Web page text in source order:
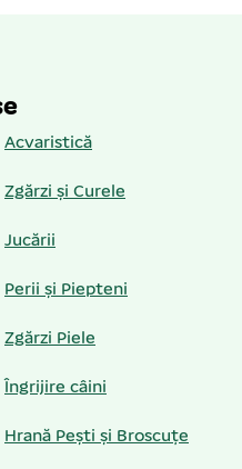
Acvaristică
Zgărzi și Curele
Jucării
Perii și Piepteni
Zgărzi Piele
Îngrijire câini
Hrană Pești și Broscuțe